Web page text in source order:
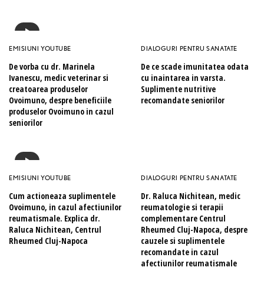
EMISIUNI YOUTUBE
De vorba cu dr. Marinela
Ivanescu, medic veterinar si
creatoarea produselor
Ovoimuno, despre beneficiile
produselor Ovoimuno in cazul
seniorilor
DIALOGURI PENTRU SANATATE
De ce scade imunitatea odata
cu inaintarea in varsta.
Suplimente nutritive
recomandate seniorilor
EMISIUNI YOUTUBE
Cum actioneaza suplimentele
Ovoimuno, in cazul afectiunilor
reumatismale. Explica dr.
Raluca Nichitean, Centrul
Rheumed Cluj-Napoca
DIALOGURI PENTRU SANATATE
Dr. Raluca Nichitean, medic
reumatologie si terapii
complementare Centrul
Rheumed Cluj-Napoca, despre
cauzele si suplimentele
recomandate in cazul
afectiunilor reumatismale